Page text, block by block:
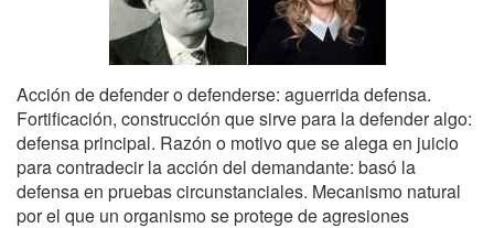
Acción de defender o defenderse: aguerrida defensa.
Fortificación, construcción que sirve para la defender algo:
defensa principal. Razón o motivo que se alega en juicio
para contradecir la acción del demandante: basó la
defensa en pruebas circunstanciales. Mecanismo natural
por el que un organismo se protege de agresiones